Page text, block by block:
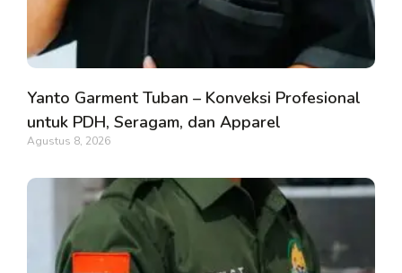
Yanto Garment Tuban – Konveksi Profesional
untuk PDH, Seragam, dan Apparel
Agustus 8, 2026